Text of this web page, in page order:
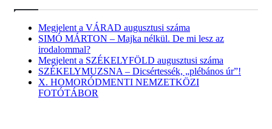
Megjelent a VÁRAD augusztusi száma
SIMÓ MÁRTON – Majka nélkül. De mi lesz az
irodalommal?
Megjelent a SZÉKELYFÖLD augusztusi száma
SZÉKELYMUZSNA – Dicsértessék, „plébános úr”!
X. HOMORÓDMENTI NEMZETKÖZI
FOTÓTÁBOR